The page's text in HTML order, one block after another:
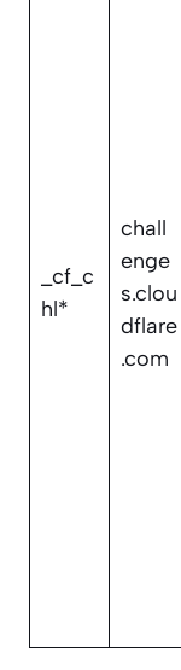
_cf_c
hl*
chall
enge
s.clou
dflare
.com